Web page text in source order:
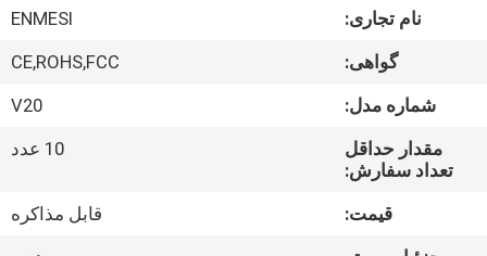
کارخانه
کنترل
نام تجاری:
ENMESI
گواهی:
CE,ROHS,FCC
شماره مدل:
V20
مقدار حداقل
تعداد سفارش:
10 عدد
قیمت:
قابل مذاکره